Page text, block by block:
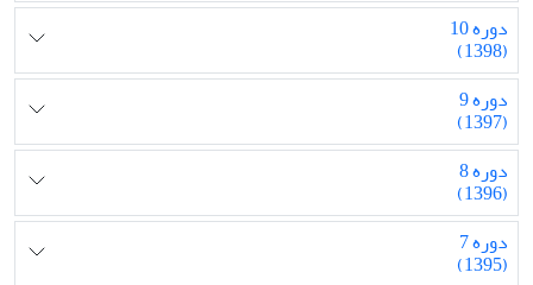
دوره 10
(1398)
دوره 9
(1397)
دوره 8
(1396)
دوره 7
(1395)